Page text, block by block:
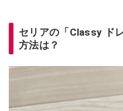
セリアの「Classy ド
方法は？